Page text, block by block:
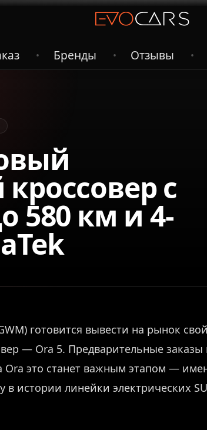
• Бренды • Отзывы •
с
580 км и 4-
готовится вывести на рынок свой
— Ora 5. Предварительные заказы
Ora это станет важным этапом —
в истории линейки электрических